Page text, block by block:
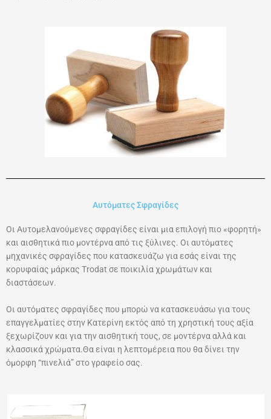
Αυτόματες Σφραγίδες
Οι Αυτομελανούμενες σφραγίδες είναι μια επιλογή πιο «φορητή»
και αισθητικά πιο μοντέρνα από τις ξύλινες. Οι αυτόματες
μηχανικές σφραγίδες που κατασκευάζω για εσάς είναι της
κορυφαίας μάρκας Τrodat σε ποικιλία χρωμάτων και
διαστάσεων.
Οι αυτόματες σφραγίδες που μπορώ να κατασκευάσω για τους
επαγγελματίες στην Κατερίνη εκτός από τη χρηστική τους αξία
ξεχωρίζουν και για την αισθητική τους, σε μοντέρνα αλλά και
κλασσικά χρώματα.Θα είναι η λεπτομέρεια που θα δίνει την
όμορφη “πινελιά” στο γραφείο σας.